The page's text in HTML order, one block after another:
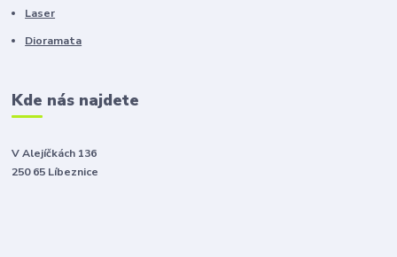
Laser
Dioramata
Kde nás najdete
V Alejíčkách 136
250 65 Líbeznice